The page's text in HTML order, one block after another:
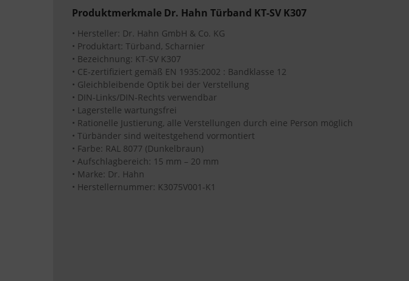
Produktmerkmale Dr. Hahn Türband KT-SV K307
• Hersteller: Dr. Hahn GmbH & Co. KG
• Produktart: Türband, Scharnier
• Bezeichnung: KT-SV K307
• CE-zertifiziert gemäß EN 1935:2002 : Bandklasse 12
• Gleichbleibende Optik bei der Verstellung
• DIN-Links/DIN-Rechts verwendbar
• Lagerstelle wartungsfrei
• Rationelle Justierung, alle Verstellungen durch eine Person möglich
• Türbänder sind weitestgehend vormontiert
• Farbe: RAL 8077 (Dunkelbraun)
• Aufschlagbereich: 15 mm – 20 mm
• Marke: Dr. Hahn
• Herstellernummer: K3075V001-K1